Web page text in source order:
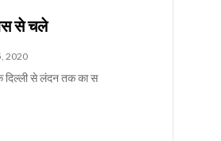
से चले
2020
दिल्ली से लंदन तक का सGandhi that the world